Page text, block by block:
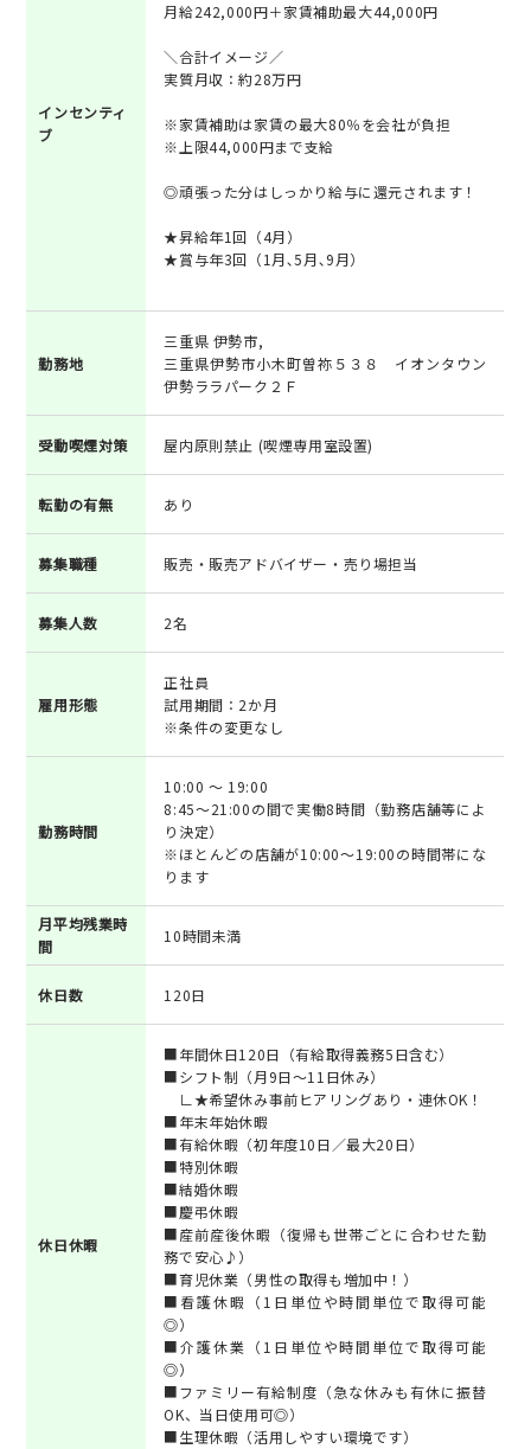
インセンティ
ブ
月給242,000円＋家賃補助最大44,000円
＼合計イメージ／
実質月収：約28万円
※家賃補助は家賃の最大80％を会社が負担
※上限44,000円まで支給
◎頑張った分はしっかり給与に還元されます！
★昇給年1回（4月）
★賞与年3回（1月､5月､9月）
勤務地
三重県 伊勢市,
三重県伊勢市小木町曽祢５３８ イオンタウン
伊勢ララパーク２Ｆ
受動喫煙対策 屋内原則禁止 (喫煙専用室設置)
転勤の有無 あり
募集職種 販売・販売アドバイザー・売り場担当
募集人数 2名
雇用形態
正社員
試用期間：2か月
※条件の変更なし
勤務時間
10:00 ～ 19:00
8:45～21:00の間で実働8時間（勤務店舗等によ
り決定）
※ほとんどの店舗が10:00～19:00の時間帯にな
ります
月平均残業時
間
10時間未満
休日数 120日
休日休暇
■年間休日120日（有給取得義務5日含む）
■シフト制（月9日～11日休み）
∟★希望休み事前ヒアリングあり・連休OK！
■年末年始休暇
■有給休暇（初年度10日／最大20日）
■特別休暇
■結婚休暇
■慶弔休暇
■産前産後休暇（復帰も世帯ごとに合わせた勤
務で安心♪）
■育児休業（男性の取得も増加中！）
■看護休暇（1日単位や時間単位で取得可能
◎）
■介護休業（1日単位や時間単位で取得可能
◎）
■ファミリー有給制度（急な休みも有休に振替
OK、当日使用可◎）
■生理休暇（活用しやすい環境です）